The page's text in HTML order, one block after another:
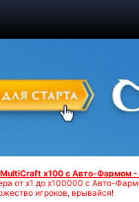
MultiCraft x100 с Авто-Фармом
от х1 до х100000 с Авто-
игроков, врывайся!